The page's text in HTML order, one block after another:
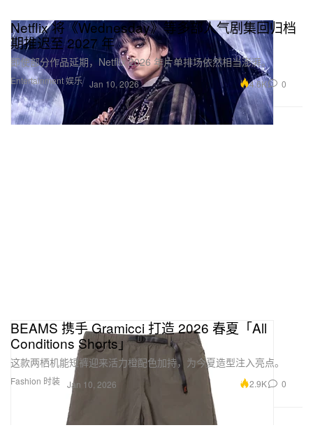
Entertainment 娱乐
Netflix 将《Wednesday》等多部人气剧集回归档
期推迟至 2027 年
即使部分作品延期，Netflix 2026 年片单排场依然相当澎湃。
Jan 10, 2026 4.6K 0
Fashion 时装
BEAMS 携手 Gramicci 打造 2026 春夏「All
Conditions Shorts」
这款两栖机能短裤迎来活力橙配色加持，为今夏造型注入亮点。
Jan 10, 2026 2.9K 0